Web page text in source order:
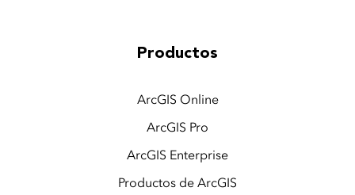
Productos
ArcGIS Online
ArcGIS Pro
ArcGIS Enterprise
Productos de ArcGIS